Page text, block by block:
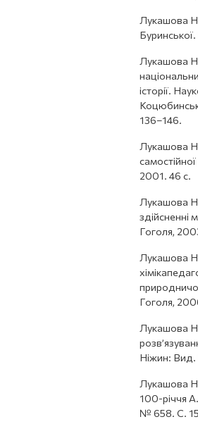
Лукашова
Буринської.
Лукашова
історії.
136–146.
Лукашова
2001. 46 с.
Лукашова
здійсненні
Гоголя,
Лукашова
Гоголя,
Лукашова
Ніжин:
Лукашова
100-річчя
№ 658. С.